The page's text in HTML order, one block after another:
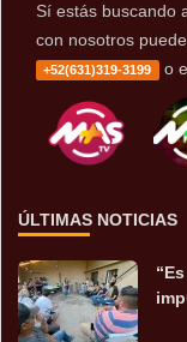
Sí estás buscando
con nosotros
+52(631)319-3199 o
ÚLTIMAS NOTICIAS